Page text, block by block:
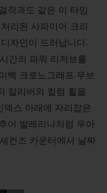
작과도 같은 이 타임
리된 사파이어 크리
자인이 드러납니다.
간의 파워 리저브를
백 크로노그래프 무브
칼리버의 컬럼 휠을
덱스 아래에 자리잡은
어 발레리나처럼 우아
컨즈 카운터에서 날짜